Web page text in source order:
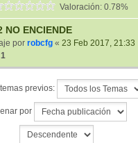
Valoración: 0.78%
NO ENCIENDE
por robcfg « 23 Feb 2017, 21:33
1
previos:
por